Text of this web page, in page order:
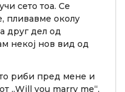
сето тоа. Се
пливавме околу
друг дел од
некој нов вид од
риби пред мене и
„Will you marry me“,